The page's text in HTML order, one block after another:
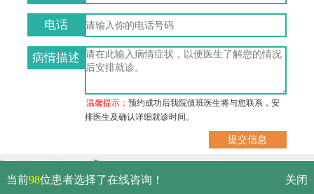
电话
病情描述
温馨提示：预约成功后我院值班医生将与您联系，安
排医生及确认详细就诊时间。
武汉市硚口区解放大道479号
当前98位患者选择了在线咨询！ 关闭